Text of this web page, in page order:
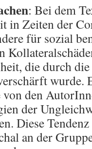
: Bei dem
in Zeiten der
für sozial
die durch
wurde.
den
der
Diese
an der